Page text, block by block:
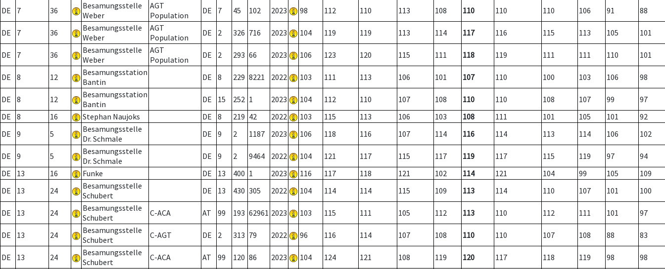
DE 7 36
Besamungsstelle
Weber
AGT
Population
DE 7 45 102 2023 98 112 110 113 108 110 110 110 106 91 88
DE 7 36
Besamungsstelle
Weber
AGT
Population
DE 2 326 716 2023 104 119 119 113 114 117 116 115 113 105 101
DE 7 36
Besamungsstelle
Weber
AGT
Population
DE 2 293 66 2023 106 123 120 115 111 118 119 111 111 110 101
DE 8 12
Besamungsstation
Bantin
DE 8 229 8221 2022 103 111 113 106 101 107 110 100 103 106 98
DE 8 12
Besamungsstation
Bantin
DE 15 252 1 2023 104 112 110 107 108 110 110 108 107 99
97
DE
8 16 Stephan Naujoks DE 8 219 42 2022 103 115 113 106 103 108 111 101 105 101
92
DE
9 5
Besamungsstelle
Dr. Schmale
DE 9 2 1187 2023 106 118 116 107 114 116 114 113 114 106 102
DE 9 5
Besamungsstelle
Dr. Schmale
DE 9 2 9464 2022 104 121 117 115 117 119 117 115 119 97
94
DE
13 16 Funke DE 13 400 1 2023 116 117 118 121 102 114 121 104 99 105
109
DE
13 24
Besamungsstelle
Schubert
DE 13 430 305 2022 104 114 114 115 109 113 114 110 107 101 100
DE 13 24
Besamungsstelle
Schubert
C-ACA AT 99 193 62961 2023 103 115 111 105 112 113 110 112 111 101 97
DE 13 24
Besamungsstelle
Schubert
C-AGT DE 2 313 79 2022 96 116 114 107 108 110 110 107 108 88 83
DE 13 24
Besamungsstelle
Schubert
C-ACA AT 99 120 86 2023 104 124 121 108 119 120 117 118 119 98 98